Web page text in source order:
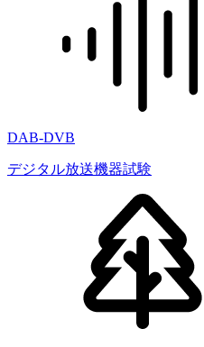
DAB-DVB
デジタル放送機器試験